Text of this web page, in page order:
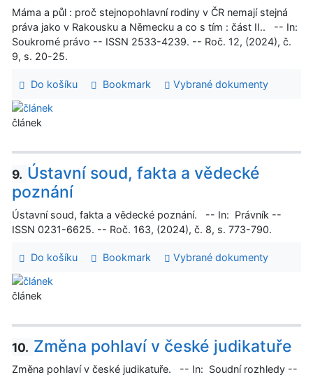
Máma a půl : proč stejnopohlavní rodiny v ČR nemají stejná
práva jako v Rakousku a Německu a co s tím : část II.. -- In:
Soukromé právo -- ISSN 2533-4239. -- Roč. 12, (2024), č.
9, s. 20-25.
Do košíku Bookmark Vybrané dokumenty
článek
9. Ústavní soud, fakta a vědecké
poznání
Ústavní soud, fakta a vědecké poznání. -- In: Právník --
ISSN 0231-6625. -- Roč. 163, (2024), č. 8, s. 773-790.
Do košíku Bookmark Vybrané dokumenty
článek
10. Změna pohlaví v české judikatuře
Změna pohlaví v české judikatuře. -- In: Soudní rozhledy --